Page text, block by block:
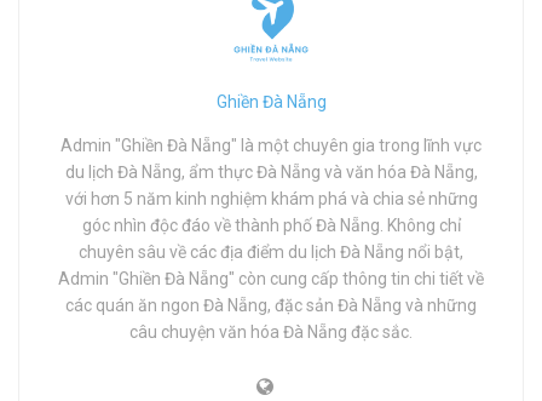
Ghiền Đà Nẵng
Admin "Ghiền Đà Nẵng" là một chuyên gia trong lĩnh vực
du lịch Đà Nẵng, ẩm thực Đà Nẵng và văn hóa Đà Nẵng,
với hơn 5 năm kinh nghiệm khám phá và chia sẻ những
góc nhìn độc đáo về thành phố Đà Nẵng. Không chỉ
chuyên sâu về các địa điểm du lịch Đà Nẵng nổi bật,
Admin "Ghiền Đà Nẵng" còn cung cấp thông tin chi tiết về
các quán ăn ngon Đà Nẵng, đặc sản Đà Nẵng và những
câu chuyện văn hóa Đà Nẵng đặc sắc.